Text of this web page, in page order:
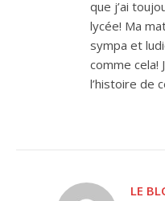
que j’ai
lycée! Ma
sympa et
comme cela!
l’histoire de
LE